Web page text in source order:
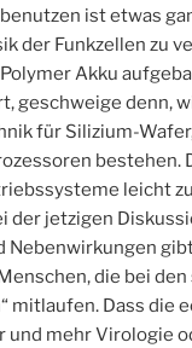
ist etwas
der Funkzellen zu
Akku
geschweige denn,
für Silizium-
bestehen.
leicht
der jetzigen
Nebenwirkungen
die bei
mitlaufen. Dass die
und mehr Virologie